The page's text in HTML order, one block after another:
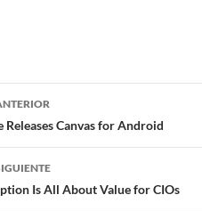
Canvas for Android
Is All About Value for CIOs